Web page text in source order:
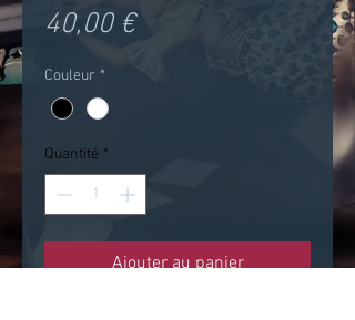
40,00 €Prix
Couleur *
Quantité *
Ajouter au panier